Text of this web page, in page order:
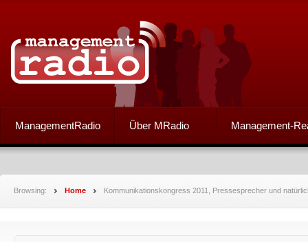
ManagementRadio Über MRadio Management-
Browsing: Home Kommunikationskongress 2011, Pressesprecher und